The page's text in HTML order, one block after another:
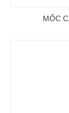
MỐC